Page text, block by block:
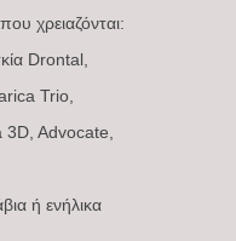
χρειαζόνται:
Drontal,
Trio,
Advocate,
ή ενήλικα